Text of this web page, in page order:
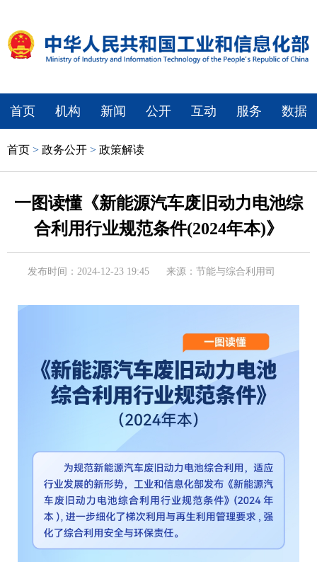
首页 机构 新闻 公开 互动 服务 数据
首页 > 政务公开 > 政策解读
一图读懂《新能源汽车废旧动力电池综
合利用行业规范条件(2024年本)》
发布时间：2024-12-23 19:45 来源：节能与综合利用司